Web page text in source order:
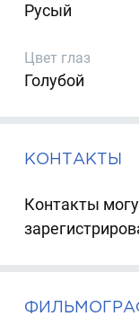
Русый
Цвет глаз
Голубой
КОНТАКТЫ
Контакты